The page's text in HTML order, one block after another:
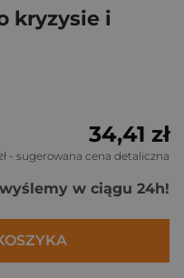
kryzysie i
34,41 zł
- sugerowana cena detaliczna
w ciągu 24h!